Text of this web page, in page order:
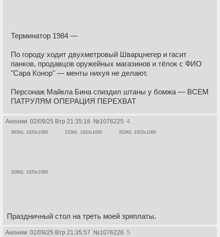
Терминатор 1984 —
По городу ходит двухметровый Шварцнегер и гасит
панков, продавцов оружейных магазинов и тёлок с ФИО
"Сара Конор" — менты нихуя не делают.
Персонаж Майкла Бина спиздил штаны у бомжа — ВСЕМ
ПАТРУЛЯМ ОПЕРАЦИЯ ПЕРЕХВАТ
Аноним 02/09/25 Втр 21:35:18 №1076225 4
360Кб, 1920x1080 233Кб, 1920x1080 202Кб, 1920x1080
328Кб, 1920x1080
Праздничный стол на треть моей зряплаты.
Аноним 02/09/25 Втр 21:35:57 №1076226 5